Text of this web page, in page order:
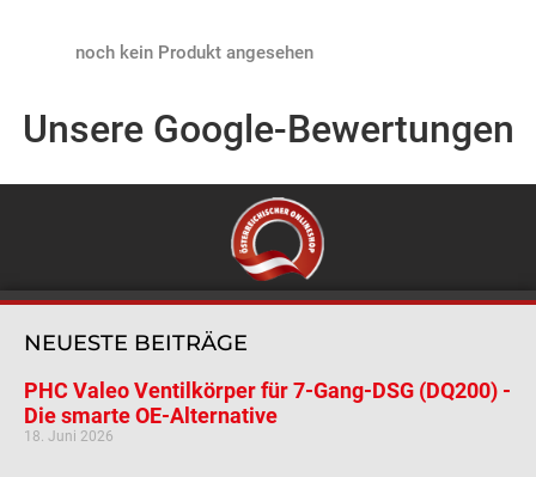
Products not found
Unsere Google-Bewertungen
NEUESTE BEITRÄGE
PHC Valeo Ventilkörper für 7-Gang-DSG (DQ200) -
Die smarte OE-Alternative
18. Juni 2026